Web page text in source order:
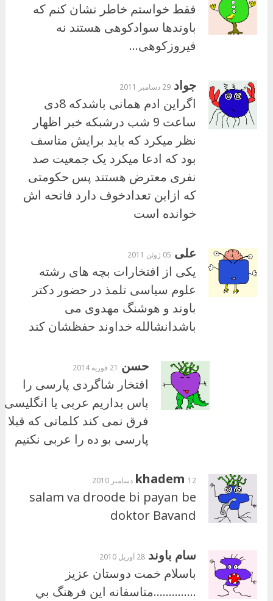
فقط خواستم خاطر نشان کنم که
باوندها سوادکوهی هستند نه
فیروزکوهی…
جواد 29 دسامبر 2011
اگراین ادم همانی باشدکه 8دی
ساعت 9 شب درشبکه خبر اظهار
نظر میکرد که باید برایش متاسف
بود که ادعا میکرد یک جمعیت صد
نفری معترض هستند پس حکومتی
که ازاین تعدادخوف دارد فاتحه اش
خوانده است
علی 05 ژوئن 2011
یکی از افتخارات بچه های رشته
علوم سیاسی تلمذ در حضور دکتر
باوند و هوشنگ مهدوی می
باشدانشالله خداوند حفظشان کند
حسن 21 فوریه 2014
افتخار شاگردی پارسی را
پاس بداریم عربی یا انگلیسی
فرق نمی کند کلماتی که قبلا
پارسی بو ده را عربی نکنیم
khadem 12 دسامبر 2010
salam va droode bi payan be
doktor Bavand
سام باوند 28 آوریل 2010
باسلام خمت دوستان عزيز
…………..متاسفانه اين فرهنگ بي